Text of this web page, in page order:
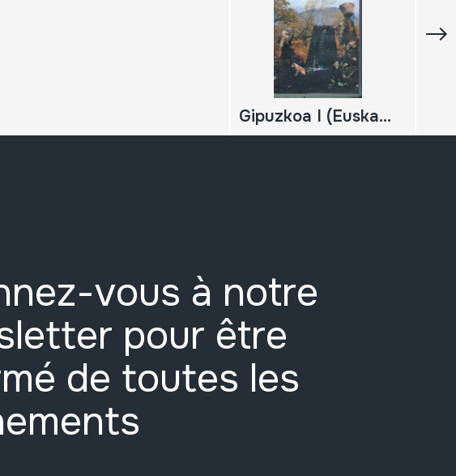
Gipuzkoa I (Euskarazko bertsioa)
vous à notre
pour être
de toutes les